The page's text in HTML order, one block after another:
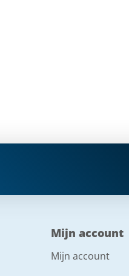
Mijn account
Mijn account